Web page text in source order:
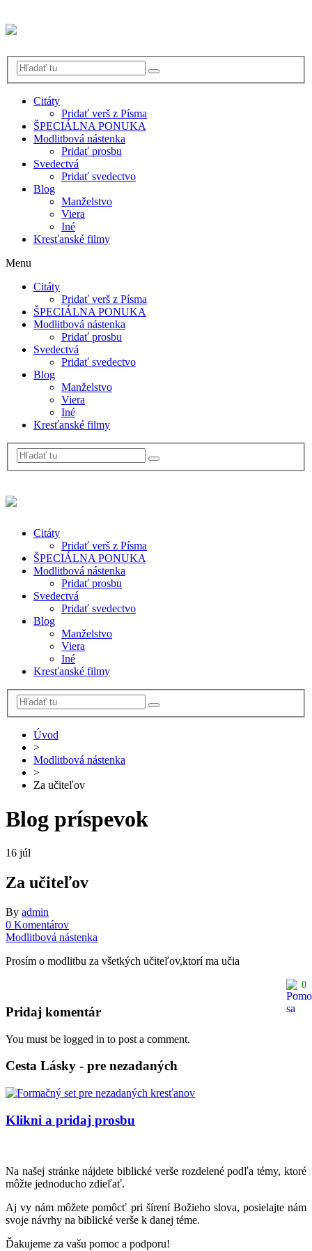
Citáty
Pridať verš z Písma
ŠPECIÁLNA PONUKA
Modlitbová nástenka
Pridať prosbu
Svedectvá
Pridať svedectvo
Blog
Manželstvo
Viera
Iné
Kresťanské filmy
Menu
Citáty
Pridať verš z Písma
ŠPECIÁLNA PONUKA
Modlitbová nástenka
Pridať prosbu
Svedectvá
Pridať svedectvo
Blog
Manželstvo
Viera
Iné
Kresťanské filmy
Citáty
Pridať verš z Písma
ŠPECIÁLNA PONUKA
Modlitbová nástenka
Pridať prosbu
Svedectvá
Pridať svedectvo
Blog
Manželstvo
Viera
Iné
Kresťanské filmy
Úvod
>
Modlitbová nástenka
>
Za učiteľov
Blog príspevok
16 júl
Za učiteľov
By admin
0 Komentárov
Modlitbová nástenka
Prosím o modlitbu za všetkých učiteľov,ktorí ma učia
0
Pridaj komentár
You must be logged in to post a comment.
Cesta Lásky - pre nezadaných
Klikni a pridaj prosbu
Na našej stránke nájdete biblické verše rozdelené podľa témy, ktoré
môžte jednoducho zdieľať.
Aj vy nám môžete pomôcť pri šírení Božieho slova, posielajte nám
svoje návrhy na biblické verše k danej téme.
Ďakujeme za vašu pomoc a podporu!